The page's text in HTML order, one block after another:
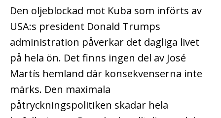
Den oljeblockad mot Kuba som införts av
USA:s president Donald Trumps
administration påverkar det dagliga livet
på hela ön. Det finns ingen del av José
Martís hemland där konsekvenserna inte
märks. Den maximala
påtryckningspolitiken skadar hela